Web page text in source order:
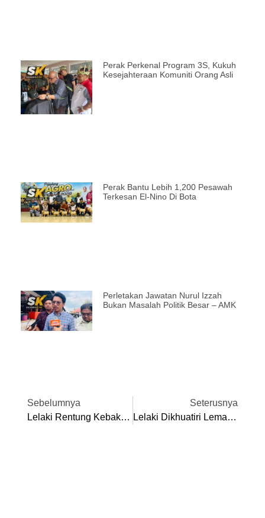
Perak Perkenal Program 3S, Kukuh
Kesejahteraan Komuniti Orang Asli
Perak Bantu Lebih 1,200 Pesawah
Terkesan El-Nino Di Bota
Perletakan Jawatan Nurul Izzah
Bukan Masalah Politik Besar – AMK
Sebelumnya
Lelaki Rentung Kebakaran Rumah: Polis Tahan Suspek Kes Bunuh
Seterusnya
Lelaki Dikhuatiri Lemas Ketika Memancing Di Lombong, Ditemukan Maut